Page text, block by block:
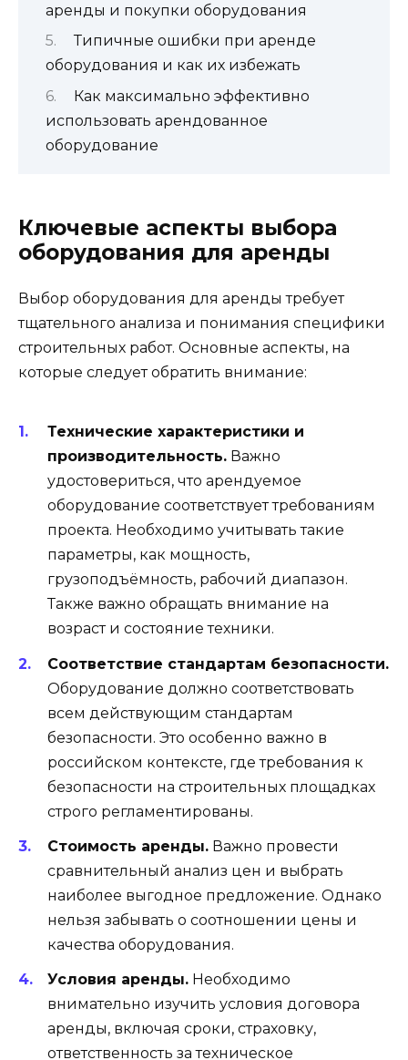
аренды и покупки оборудования
Типичные ошибки при аренде
оборудования и как их избежать
Как максимально эффективно
использовать арендованное
оборудование
Ключевые аспекты выбора
оборудования для аренды
Выбор оборудования для аренды требует
тщательного анализа и понимания специфики
строительных работ. Основные аспекты, на
которые следует обратить внимание:
Технические характеристики и
производительность. Важно
удостовериться, что арендуемое
оборудование соответствует требованиям
проекта. Необходимо учитывать такие
параметры, как мощность,
грузоподъёмность, рабочий диапазон.
Также важно обращать внимание на
возраст и состояние техники.
Соответствие стандартам безопасности.
Оборудование должно соответствовать
всем действующим стандартам
безопасности. Это особенно важно в
российском контексте, где требования к
безопасности на строительных площадках
строго регламентированы.
Стоимость аренды. Важно провести
сравнительный анализ цен и выбрать
наиболее выгодное предложение. Однако
нельзя забывать о соотношении цены и
качества оборудования.
Условия аренды. Необходимо
внимательно изучить условия договора
аренды, включая сроки, страховку,
ответственность за техническое